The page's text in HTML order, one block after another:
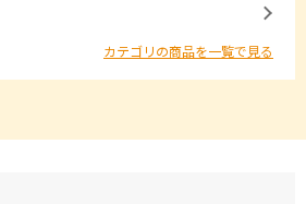
カテゴリの商品を一覧で見る